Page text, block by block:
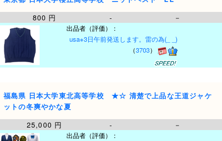
800 円
- －
出品者（評価）：
usa※3日午前発送します。雷の為(_ _)
（3703）
福島県 日本大学東北高等学校 ★☆ 清楚で上品な王道ジャケ
ットの冬爽やかな夏
25,000 円
- －
出品者（評価）：